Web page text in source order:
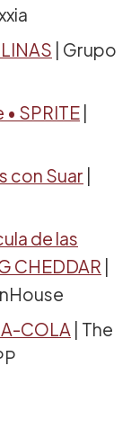
| Grupo
SPRITE
con Suar
de las
CHEDDAR
COLA | The